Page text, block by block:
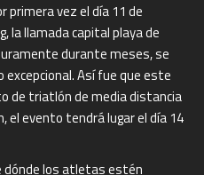
primera vez el día 11 de
la llamada capital playa de
durante meses, se
excepcional. Así fue que este
de triatlón de media distancia
el evento tendrá lugar el día 14
dónde los atletas estén